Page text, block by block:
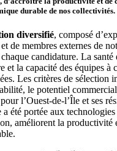
durable de nos collectivités.
diversifié, composé
de membres externes de
candidature. La santé
et la capacité des équipes à
Les critères de sélection
le potentiel
l’Ouest-de-l’Île et ses
été portée aux
améliorent la productivité